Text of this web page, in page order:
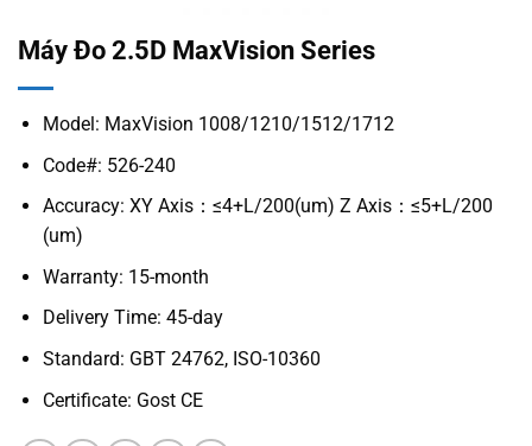
Máy Đo 2.5D MaxVision Series
Model: MaxVision 1008/1210/1512/1712
Code#: 526-240
Accuracy: XY Axis：≤4+L/200(um) Z Axis：≤5+L/200
(um)
Warranty: 15-month
Delivery Time: 45-day
Standard: GBT 24762, ISO-10360
Certificate: Gost CE